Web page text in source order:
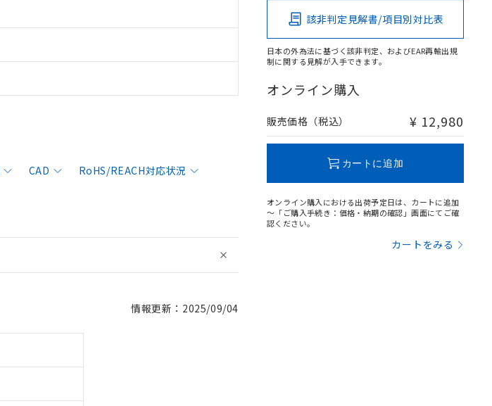
CAD
RoHS/REACH対応状況
情報更新：2025/09/04
該非判定見解書/項目別対比表
日本の外為法に基づく該非判定、およびEAR再輸出規
制に関する見解が入手できます。
オンライン購入
販売価格（税込） ¥ 12,980
カートに追加
オンライン購入における出荷予定日は、カートに追加
～「ご購入手続き：価格・納期の確認」画面にてご確
認ください。
カートをみる